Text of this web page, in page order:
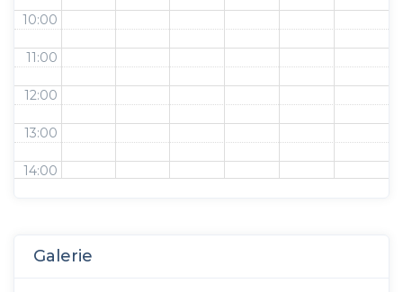
10:00
11:00
12:00
13:00
14:00
16:00
Galerie